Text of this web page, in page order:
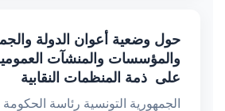
حول وضعية أعوان الدولة
والمؤسسات والمنشآت
على ذمة المنظمات النقابية